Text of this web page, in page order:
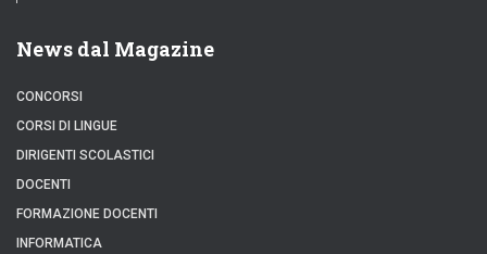
News dal Magazine
CONCORSI
CORSI DI LINGUE
DIRIGENTI SCOLASTICI
DOCENTI
FORMAZIONE DOCENTI
INFORMATICA